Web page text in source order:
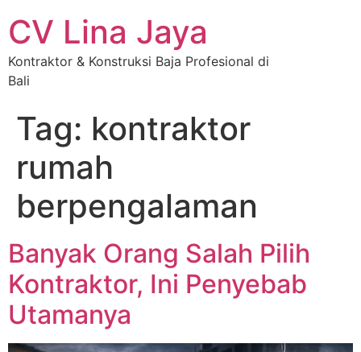
CV Lina Jaya
Kontraktor & Konstruksi Baja Profesional di
Bali
Tag: kontraktor
rumah
berpengalaman
Banyak Orang Salah Pilih
Kontraktor, Ini Penyebab
Utamanya